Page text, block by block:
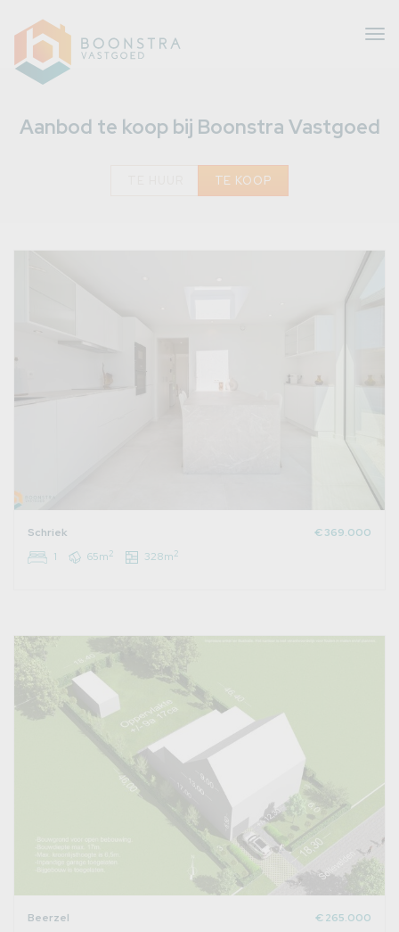
Aanbod te koop bij Boonstra Vastgoed
TE KOOP
Schriek
€ 369.000
1
65m2 328m2
Beerzel
€ 265.000